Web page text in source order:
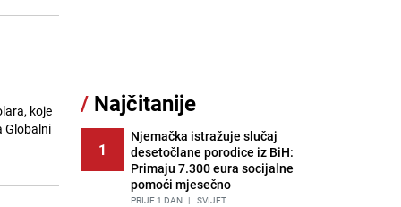
koje
Globalni
/ Najčitanije
1
Njemačka istražuje slučaj
desetočlane porodice iz BiH:
Primaju 7.300 eura socijalne
pomoći mjesečno
PRIJE 1 DAN | SVIJET